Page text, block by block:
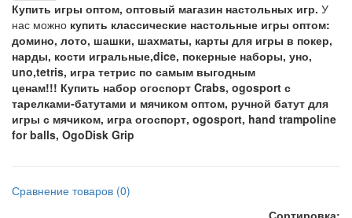
Купить игры оптом, оптовый магазин настольных игр. У
нас можно купить классические настольные игры оптом:
домино, лото, шашки, шахматы, карты для игры в покер,
нарды, кости игральные,dice, покерные наборы, уно,
uno,tetris, игра тетрис по самым выгодным
ценам!!! Купить набор огоспорт Crabs, ogosport с
тарелками-батутами и мячиком оптом, ручной батут для
игры с мячиком, игра огоспорт, ogosport, hand trampoline
for balls, OgoDisk Grip
Сравнение товаров (0)
Сортировка: